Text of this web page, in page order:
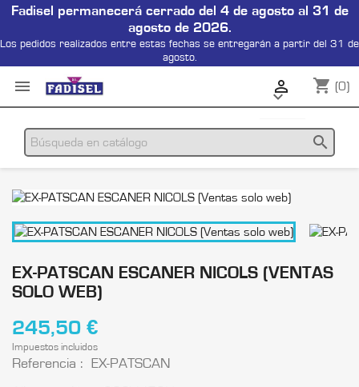
Fadisel permanecerá cerrado del 4 de agosto al 31 de
agosto de 2026.
Los pedidos realizados entre estas fechas se entregarán a partir del 31 de
agosto.

 shopping_cart (0)

search
EX-PATSCAN ESCANER NICOLS (VENTAS
SOLO WEB)
245,50 €
Impuestos incluidos
Referencia : EX-PATSCAN